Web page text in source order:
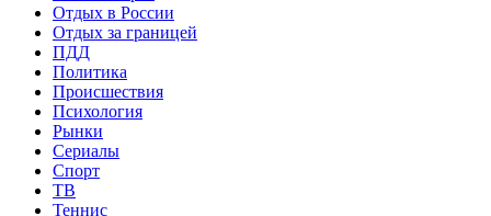
Отдых в России
Отдых за границей
ПДД
Политика
Происшествия
Психология
Рынки
Сериалы
Спорт
ТВ
Теннис